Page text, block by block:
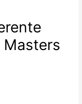
Masters